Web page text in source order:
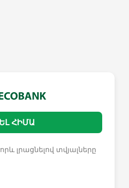
ՀԻՄԱ
լրացնելով տվյալները